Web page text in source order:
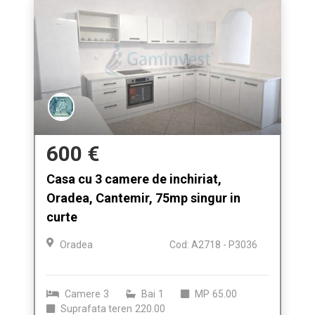
600 €
Casa cu 3 camere de inchiriat,
Oradea, Cantemir, 75mp singur in
curte
Oradea Cod: A2718 - P3036
Camere 3 Bai 1 MP 65.00
Suprafata teren 220.00